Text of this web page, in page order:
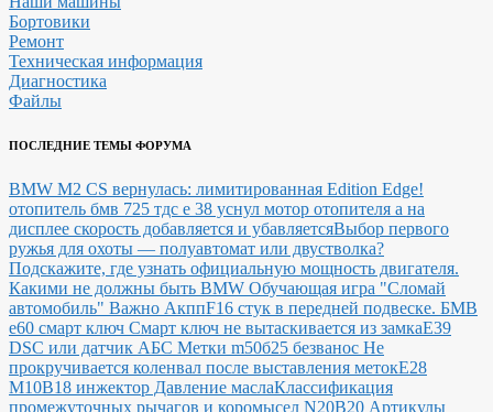
Бортовики
Ремонт
Техническая информация
Диагностика
Файлы
ПОСЛЕДНИЕ ТЕМЫ ФОРУМА
BMW M2 CS вернулась: лимитированная Edition Edge!
отопитель бмв 725 тдс е 38 уснул мотор отопителя а на
дисплее скорость добавляется и убавляетсяВыбор первого
ружья для охоты — полуавтомат или двустволка?
Подскажите, где узнать официальную мощность двигателя.
Какими не должны быть BMW Обучающая игра "Сломай
автомобиль" Важно АкппF16 стук в передней подвеске. БМВ
е60 смарт ключ Смарт ключ не вытаскивается из замкаE39
DSC или датчик АБС Метки m50б25 безванос Не
прокручивается коленвал после выставления метокЕ28
М10В18 инжектор Давление маслаКлассификация
промежуточных рычагов и коромысел N20B20 Артикулы